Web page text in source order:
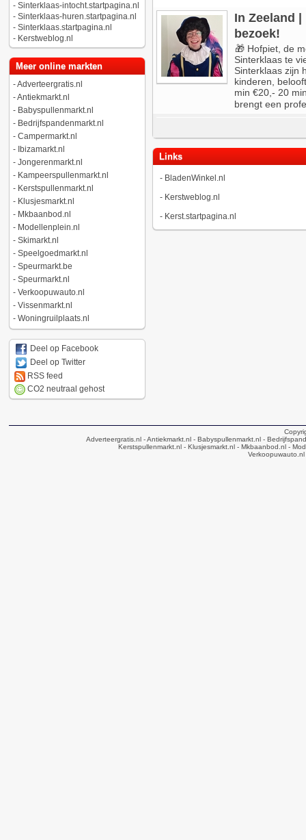
- Sinterklaas-intocht.startpagina.nl
- Sinterklaas-huren.startpagina.nl
- Sinterklaas.startpagina.nl
- Kerstweblog.nl
Meer online markten
-Adverteergratis.nl
-Antiekmarkt.nl
- Babyspullenmarkt.nl
- Bedrijfspandenmarkt.nl
- Campermarkt.nl
- Ibizamarkt.nl
- Jongerenmarkt.nl
- Kampeerspullenmarkt.nl
- Kerstspullenmarkt.nl
- Klusjesmarkt.nl
- Mkbaanbod.nl
- Modellenplein.nl
- Skimarkt.nl
- Speelgoedmarkt.nl
- Speurmarkt.be
- Speurmarkt.nl
- Verkoopuwauto.nl
- Vissenmarkt.nl
- Woningruilplaats.nl
Deel op Facebook
Deel op Twitter
RSS feed
CO2 neutraal gehost
In Zeeland
bezoek!
🎁 Hofpiet, de
Sinterklaas te
Sinterklaas zijn
kinderen,
min €20,- 20
brengt een
Links
- BladenWinkel.nl
- Kerstweblog.nl
- Kerst.startpagina.nl
Adverteergratis.nl - Antiekmarkt.nl - Babyspullenmarkt.nl -
Kerstspullenmarkt.nl- Klusjesmarkt.nl- Mkbaanbod.nl-
Verkoopuwauto.nl